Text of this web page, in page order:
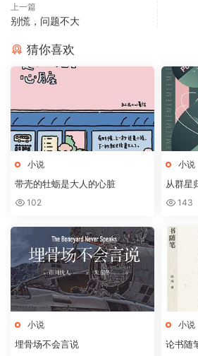
上一篇
别慌，问题不大
猜你喜欢
小说
带壳的牡蛎是大人的心脏
102
小说
从群星
143
小说
埋骨场不会言说
小说
论书随